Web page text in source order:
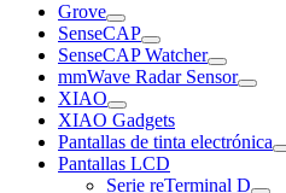
Grove
SenseCAP
SenseCAP Watcher
mmWave Radar Sensor
XIAO
XIAO Gadgets
Pantallas de tinta electrónica
Pantallas LCD
Serie reTerminal D